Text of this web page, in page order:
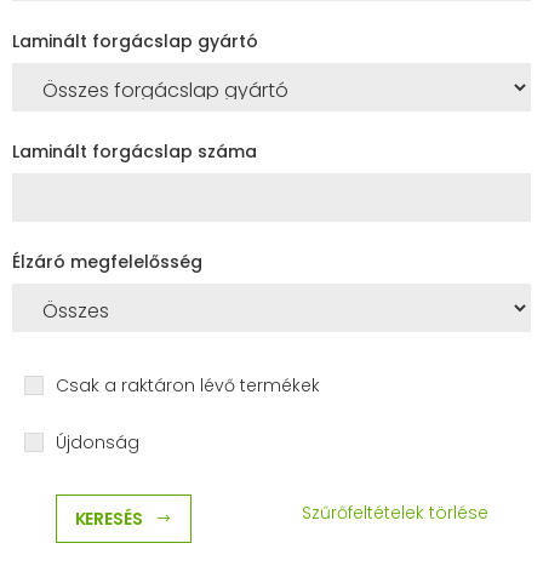
Laminált forgácslap gyártó
Laminált forgácslap száma
Élzáró megfelelősség
Csak a raktáron lévő termékek
Újdonság
KERESÉS Szűrőfeltételek törlése